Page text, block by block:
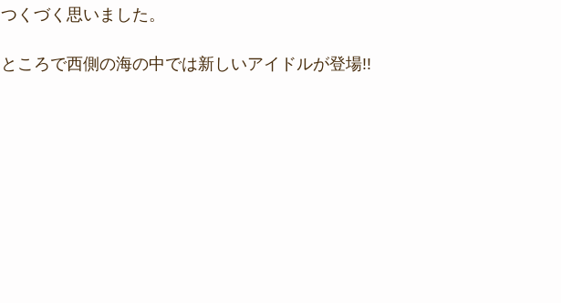
つくづく思いました。
ところで西側の海の中では新しいアイドルが登場!!